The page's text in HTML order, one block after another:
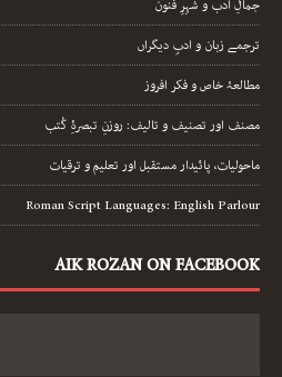
جمالِ ادب و شہرِ فنون
ترجمے زبان و ادبِ دیگراں
مطالعۂ خاص و فکر افروز
مصنف اور تصنیف و تالیف: روزنِ تبصرۂِ کُتب
ماحولیات، پائیدار مستقبل اور تعلیم و ترقیات
Roman Script Languages: English Parlour
AIK ROZAN ON FACEBOOK